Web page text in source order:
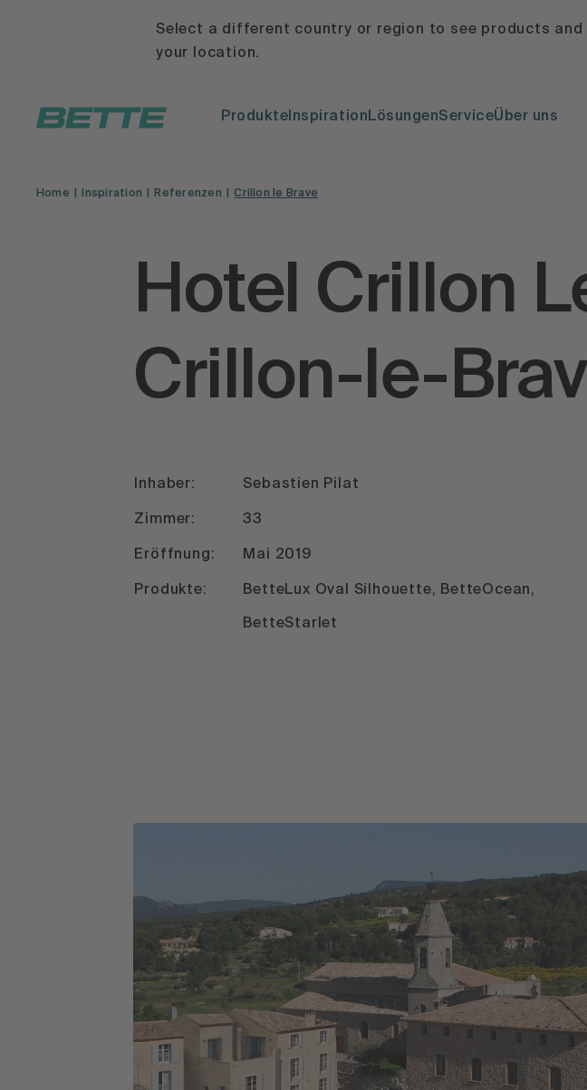
Select a different country or region to see products
your location.
ProdukteInspirationLösungenServiceÜber uns
Home Inspiration Referenzen Crillon le Brave
Hotel Crillon
Crillon-le-
Inhaber: Sebastien Pilat
Zimmer: 33
Eröffnung: Mai 2019
Produkte: BetteLux Oval Silhouette, BetteOcean,
BetteStarlet